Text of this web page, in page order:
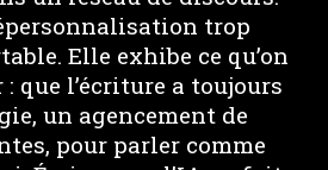
trop
Elle exhibe ce qu’on
que l’écriture a toujours
un agencement de
pour parler comme